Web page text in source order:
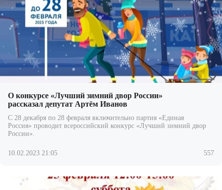
О конкурсе «Лучший зимний двор России»
рассказал депутат Артём Иванов
С 28 декабря по 28 февраля включительно партия «Единая
Россия» проводит всероссийский конкурс «Лучший зимний двор
России».
10.02.2023 21:05 557